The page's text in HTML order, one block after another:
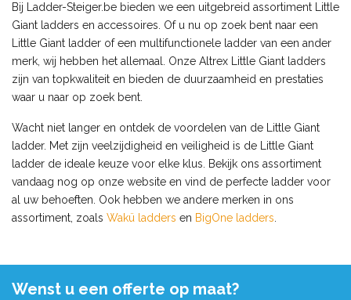
Bij Ladder-Steiger.be bieden we een uitgebreid assortiment Little
Giant ladders en accessoires. Of u nu op zoek bent naar een
Little Giant ladder of een multifunctionele ladder van een ander
merk, wij hebben het allemaal. Onze Altrex Little Giant ladders
zijn van topkwaliteit en bieden de duurzaamheid en prestaties
waar u naar op zoek bent.
Wacht niet langer en ontdek de voordelen van de Little Giant
ladder. Met zijn veelzijdigheid en veiligheid is de Little Giant
ladder de ideale keuze voor elke klus. Bekijk ons assortiment
vandaag nog op onze website en vind de perfecte ladder voor
al uw behoeften. Ook hebben we andere merken in ons
assortiment, zoals Wakü ladders en BigOne ladders
Wenst u een offerte op maat?